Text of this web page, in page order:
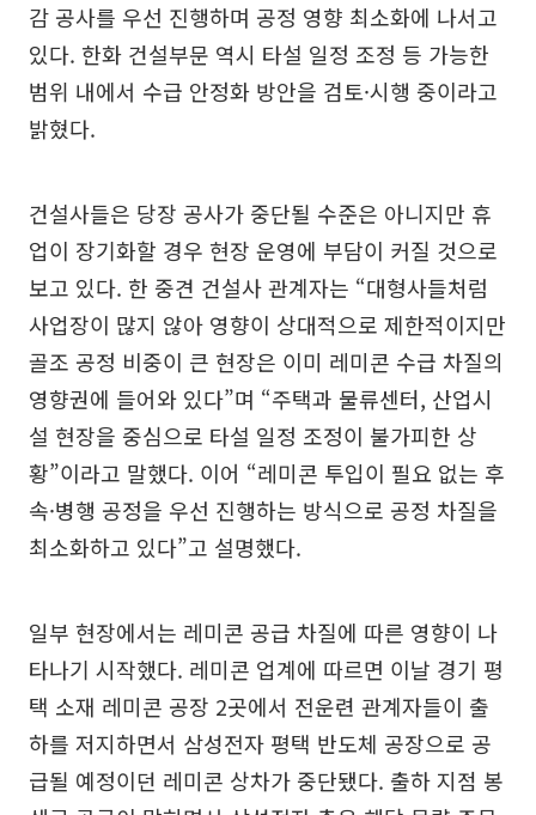
감 공사를 우선 진행하며 공정 영향 최소화에 나서고
있다. 한화 건설부문 역시 타설 일정 조정 등 가능한
범위 내에서 수급 안정화 방안을 검토·시행 중이라고
밝혔다.
건설사들은 당장 공사가 중단될 수준은 아니지만 휴
업이 장기화할 경우 현장 운영에 부담이 커질 것으로
보고 있다. 한 중견 건설사 관계자는 “대형사들처럼
사업장이 많지 않아 영향이 상대적으로 제한적이지만
골조 공정 비중이 큰 현장은 이미 레미콘 수급 차질의
영향권에 들어와 있다”며 “주택과 물류센터, 산업시
설 현장을 중심으로 타설 일정 조정이 불가피한 상
황”이라고 말했다. 이어 “레미콘 투입이 필요 없는 후
속·병행 공정을 우선 진행하는 방식으로 공정 차질을
최소화하고 있다”고 설명했다.
일부 현장에서는 레미콘 공급 차질에 따른 영향이 나
타나기 시작했다. 레미콘 업계에 따르면 이날 경기 평
택 소재 레미콘 공장 2곳에서 전운련 관계자들이 출
하를 저지하면서 삼성전자 평택 반도체 공장으로 공
급될 예정이던 레미콘 상차가 중단됐다. 출하 지점 봉